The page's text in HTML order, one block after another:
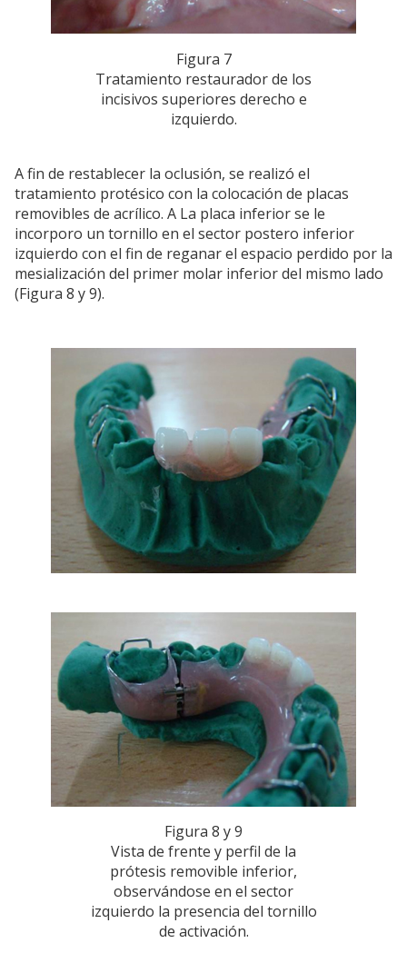
Figura 7
Tratamiento restaurador de los
incisivos superiores derecho e
izquierdo.
A fin de restablecer la oclusión, se realizó el
tratamiento protésico con la colocación de placas
removibles de acrílico. A La placa inferior se le
incorporo un tornillo en el sector postero inferior
izquierdo con el fin de reganar el espacio perdido por la
mesialización del primer molar inferior del mismo lado
(Figura 8 y 9).
Figura 8 y 9
Vista de frente y perfil de la
prótesis removible inferior,
observándose en el sector
izquierdo la presencia del tornillo
de activación.